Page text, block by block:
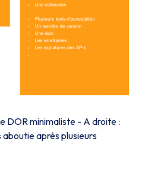
DOR minimaliste - A droite :
après plusieurs